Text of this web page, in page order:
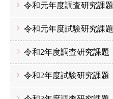
令和元年度調査研究課題
令和元年度試験研究課題
令和2年度調査研究課題
令和2年度試験研究課題